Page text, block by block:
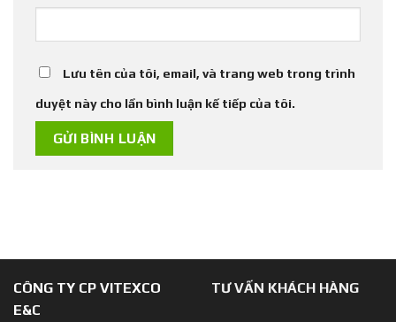
Lưu tên của tôi, email, và trang web trong trình
duyệt này cho lần bình luận kế tiếp của tôi.
CÔNG TY CP VITEXCO
E&C
TƯ VẤN KHÁCH HÀNG